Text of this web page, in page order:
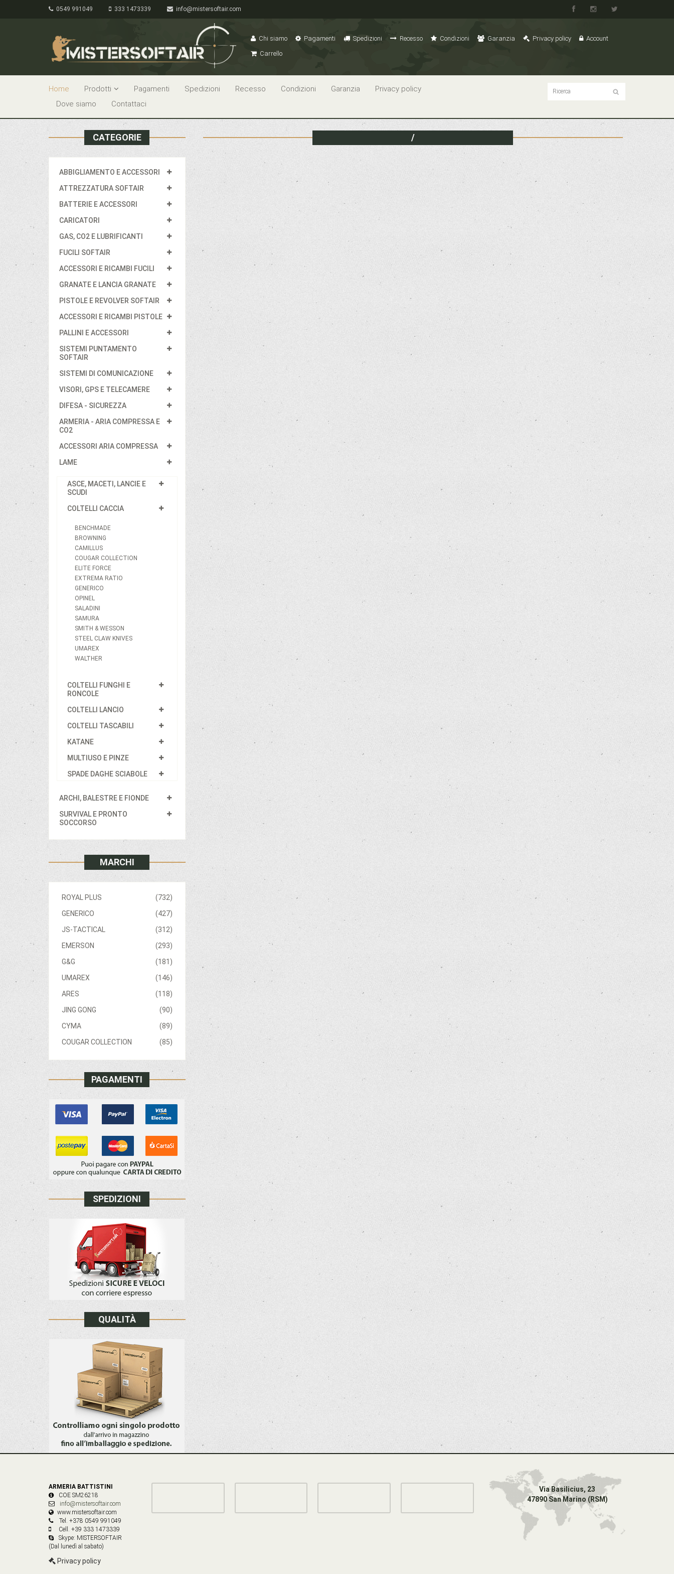
0549 991049 333 1473339 info@mistersoftair.com
Chi siamo Pagamenti Spedizioni Recesso Condizioni Garanzia Privacy policy
Account
Carrello
Home Prodotti Pagamenti Spedizioni Recesso Condizioni Garanzia
Privacy policy
Dove siamo
Contattaci
CATEGORIE
ABBIGLIAMENTO E ACCESSORI
ATTREZZATURA SOFTAIR
BATTERIE E ACCESSORI
CARICATORI
GAS, CO2 E LUBRIFICANTI
FUCILI SOFTAIR
ACCESSORI E RICAMBI FUCILI
GRANATE E LANCIA GRANATE
PISTOLE E REVOLVER SOFTAIR
ACCESSORI E RICAMBI PISTOLE
PALLINI E ACCESSORI
SISTEMI PUNTAMENTO
SOFTAIR
SISTEMI DI COMUNICAZIONE
VISORI, GPS E TELECAMERE
DIFESA - SICUREZZA
ARMERIA - ARIA COMPRESSA E
CO2
ACCESSORI ARIA COMPRESSA
LAME
ASCE, MACETI, LANCIE E
SCUDI
COLTELLI CACCIA
BENCHMADE
BROWNING
CAMILLUS
COUGAR COLLECTION
ELITE FORCE
EXTREMA RATIO
GENERICO
OPINEL
SALADINI
SAMURA
SMITH & WESSON
STEEL CLAW KNIVES
UMAREX
WALTHER
COLTELLI FUNGHI E
RONCOLE
COLTELLI LANCIO
COLTELLI TASCABILI
KATANE
MULTIUSO E PINZE
SPADE DAGHE SCIABOLE
ARCHI, BALESTRE E FIONDE
SURVIVAL E PRONTO
SOCCORSO
MARCHI
(732)
ROYAL PLUS
(427)
GENERICO
(312)
JS-TACTICAL
(293)
EMERSON
(181)
G&G
(146)
UMAREX
(118)
ARES
(90)
JING GONG
(89)
CYMA
(85)
COUGAR COLLECTION
PAGAMENTI
SPEDIZIONI
QUALITÀ
/
ARMERIA BATTISTINI
COE SM26218
info@mistersoftair.com
www.mistersoftair.com
Tel. +378 0549 991049
Cell. +39 333 1473339
Skype: MISTERSOFTAIR
(Dal lunedì al sabato)
Privacy policy
Via Basilicius, 23
47890 San Marino (RSM)